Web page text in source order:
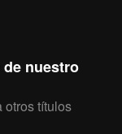
nuestro
otros títulos